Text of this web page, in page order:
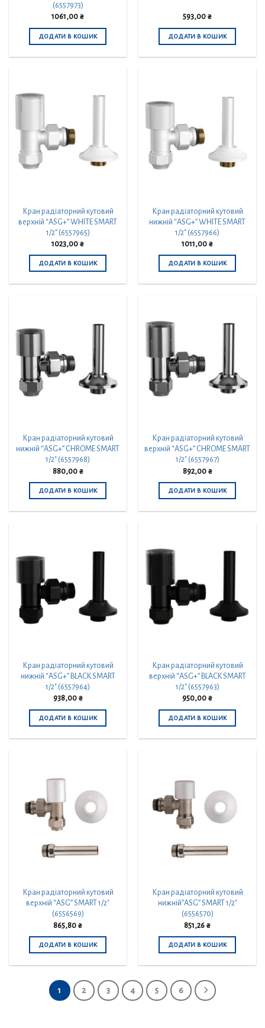
(6557973)
1061,00 ₴
ДОДАТИ В КОШИК
593,00 ₴
ДОДАТИ В КОШИК
Кран радіаторний кутовий
верхній “ASG+” WHITE SMART
1/2″ (6557965)
1023,00 ₴
ДОДАТИ В КОШИК
Кран радіаторний кутовий
нижній “ASG+” WHITE SMART
1/2″ (6557966)
1011,00 ₴
ДОДАТИ В КОШИК
Кран радіаторний кутовий
нижній “ASG+” CHROME SMART
1/2″ (6557968)
880,00 ₴
ДОДАТИ В КОШИК
Кран радіаторний кутовий
верхній “ASG+” CHROME SMART
1/2″ (6557967)
892,00 ₴
ДОДАТИ В КОШИК
Кран радіаторний кутовий
нижній “ASG+” BLACK SMART
1/2″ (6557964)
938,00 ₴
ДОДАТИ В КОШИК
Кран радіаторний кутовий
верхній “ASG+” BLACK SMART
1/2″ (6557963)
950,00 ₴
ДОДАТИ В КОШИК
Кран радіаторний кутовий
верхній “ASG” SMART 1/2″
(6556569)
865,80 ₴
ДОДАТИ В КОШИК
Кран радіаторний кутовий
нижній”ASG” SMART 1/2″
(6556570)
851,26 ₴
ДОДАТИ В КОШИК
1 2 3 4 5 6